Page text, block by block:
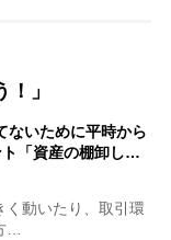
」
ないために平時から
「資産の棚卸し…
動いたり、取引環
…